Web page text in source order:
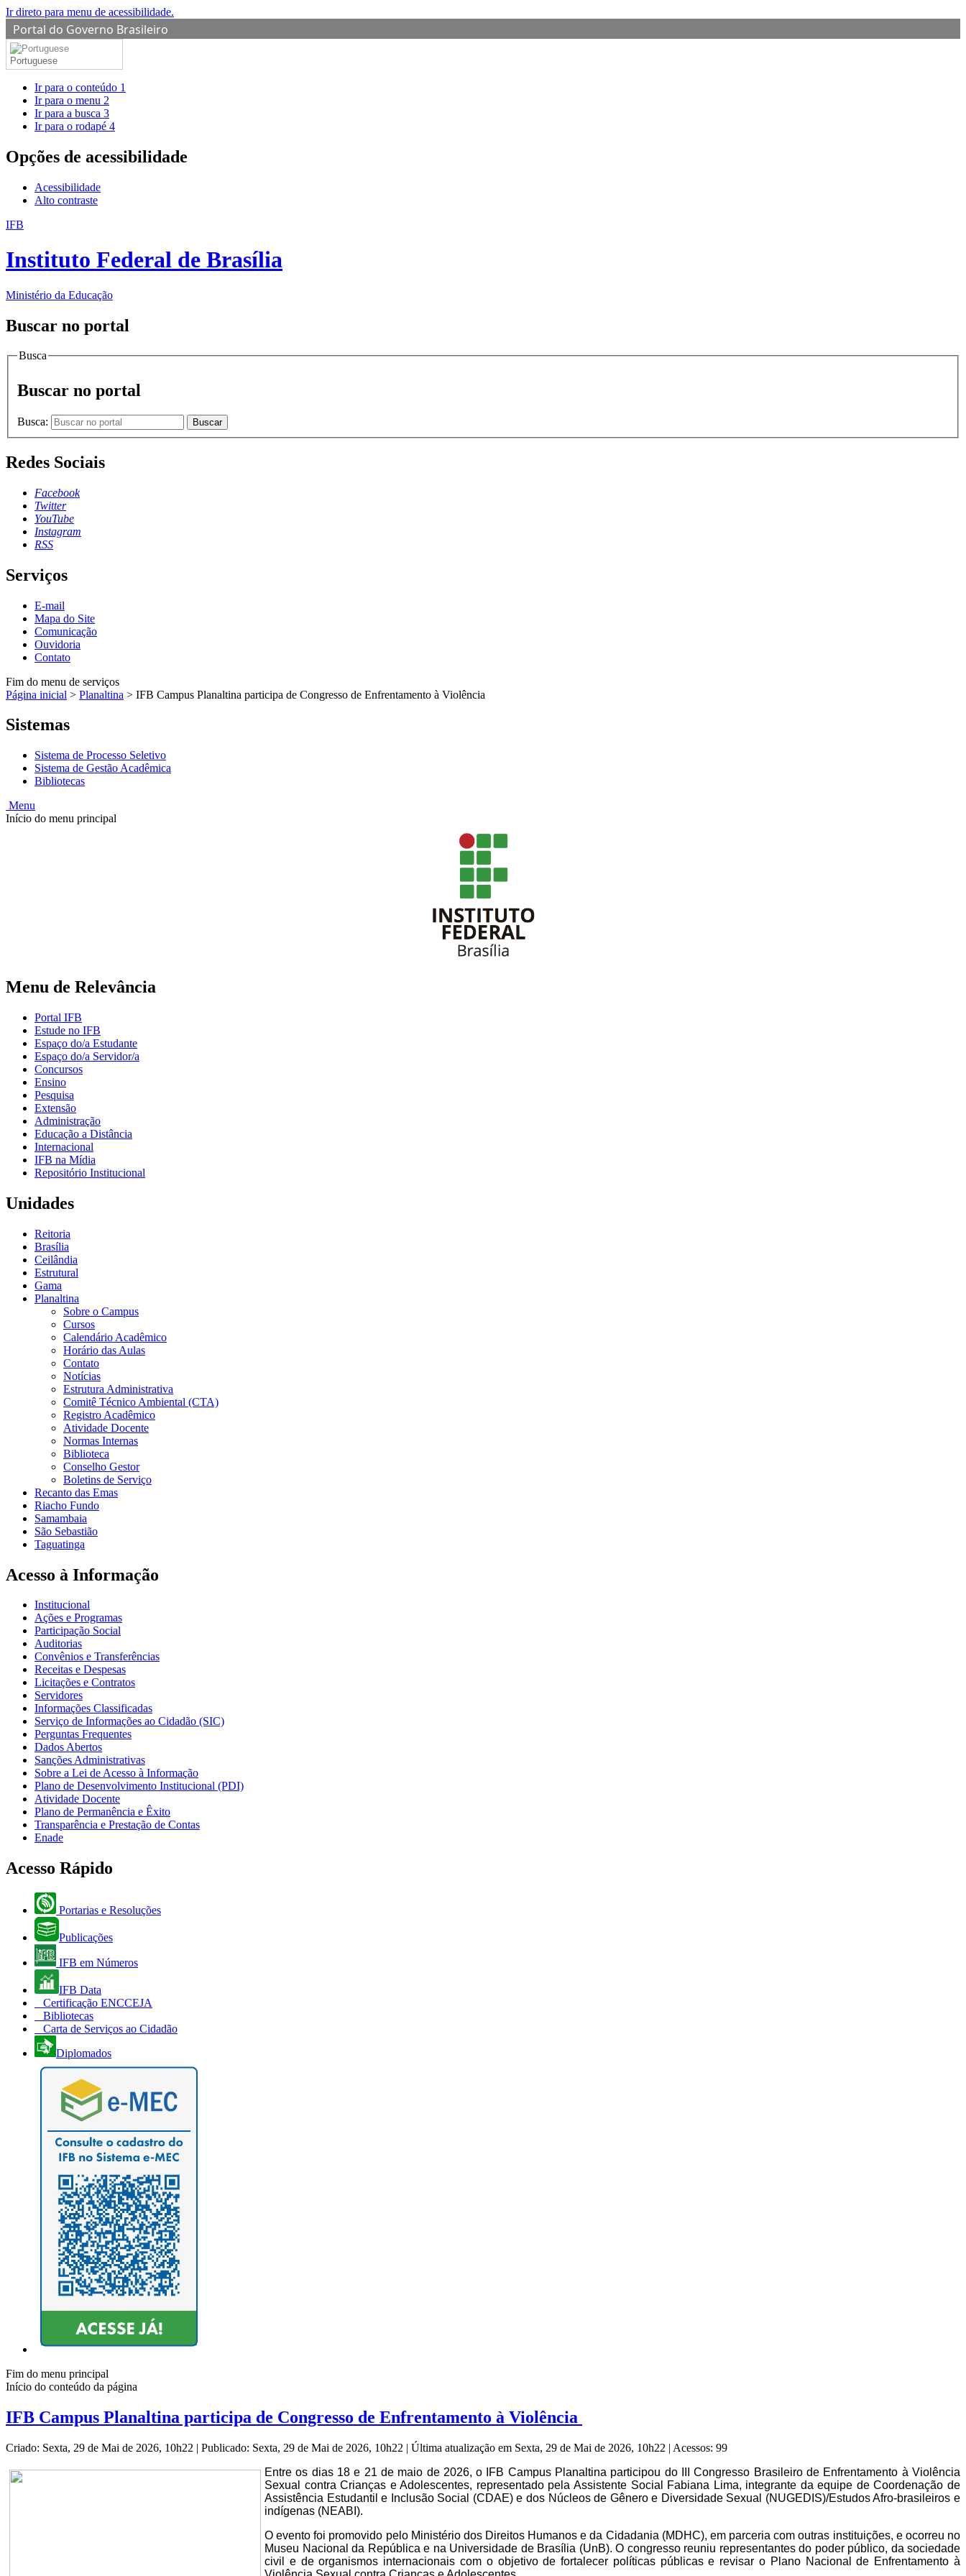
Ir direto para menu de acessibilidade.
Portal do Governo Brasileiro
Portuguese
Ir para o conteúdo 1
Ir para o menu 2
Ir para a busca 3
Ir para o rodapé 4
Opções de acessibilidade
Acessibilidade
Alto contraste
IFB
Instituto Federal de Brasília
Ministério da Educação
Buscar no portal
Busca
Buscar no portal
Busca: Buscar
Redes Sociais
Facebook
Twitter
YouTube
Instagram
RSS
Serviços
E-mail
Mapa do Site
Comunicação
Ouvidoria
Contato
Fim do menu de serviços
Página inicial > Planaltina > IFB Campus Planaltina participa de Congresso de Enfrentamento à Violência
Sistemas
Sistema de Processo Seletivo
Sistema de Gestão Acadêmica
Bibliotecas
Menu
Início do menu principal
Menu de Relevância
Portal IFB
Estude no IFB
Espaço do/a Estudante
Espaço do/a Servidor/a
Concursos
Ensino
Pesquisa
Extensão
Administração
Educação a Distância
Internacional
IFB na Mídia
Repositório Institucional
Unidades
Reitoria
Brasília
Ceilândia
Estrutural
Gama
Planaltina
Sobre o Campus
Cursos
Calendário Acadêmico
Horário das Aulas
Contato
Notícias
Estrutura Administrativa
Comitê Técnico Ambiental (CTA)
Registro Acadêmico
Atividade Docente
Normas Internas
Biblioteca
Conselho Gestor
Boletins de Serviço
Recanto das Emas
Riacho Fundo
Samambaia
São Sebastião
Taguatinga
Acesso à Informação
Institucional
Ações e Programas
Participação Social
Auditorias
Convênios e Transferências
Receitas e Despesas
Licitações e Contratos
Servidores
Informações Classificadas
Serviço de Informações ao Cidadão (SIC)
Perguntas Frequentes
Dados Abertos
Sanções Administrativas
Sobre a Lei de Acesso à Informação
Plano de Desenvolvimento Institucional (PDI)
Atividade Docente
Plano de Permanência e Êxito
Transparência e Prestação de Contas
Enade
Acesso Rápido
Portarias e Resoluções
Publicações
IFB em Números
IFB Data
Certificação ENCCEJA
Bibliotecas
Carta de Serviços ao Cidadão
Diplomados
Fim do menu principal
Início do conteúdo da página
IFB Campus Planaltina participa de Congresso de Enfrentamento à Violência
Criado: Sexta, 29 de Mai de 2026, 10h22 | Publicado: Sexta, 29 de Mai de 2026, 10h22 | Última atualização em Sexta, 29 de Mai de 2026, 10h22 | Acessos: 99
Entre os dias 18 e 21 de maio de 2026, o IFB Campus Planaltina participou do III Congresso Brasileiro de Enfrentamento à Violência
Sexual contra Crianças e Adolescentes, representado pela Assistente Social Fabiana Lima, integrante da equipe de Coordenação de
Assistência Estudantil e Inclusão Social (CDAE) e dos Núcleos de Gênero e Diversidade Sexual (NUGEDIS)/Estudos Afro-brasileiros e
indígenas (NEABI).
O evento foi promovido pelo Ministério dos Direitos Humanos e da Cidadania (MDHC), em parceria com outras instituições, e ocorreu no
Museu Nacional da República e na Universidade de Brasília (UnB). O congresso reuniu representantes do poder público, da sociedade
civil e de organismos internacionais com o objetivo de fortalecer políticas públicas e revisar o Plano Nacional de Enfrentamento à